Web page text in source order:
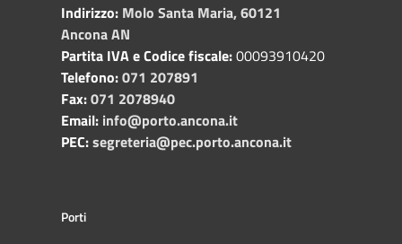
Indirizzo: Molo Santa Maria, 60121
Ancona AN
Partita IVA e Codice fiscale:00093910420
Telefono:071 207891
Fax:071 2078940
Email: info@porto.ancona.it
PEC:segreteria@pec.porto.ancona.it
Porti